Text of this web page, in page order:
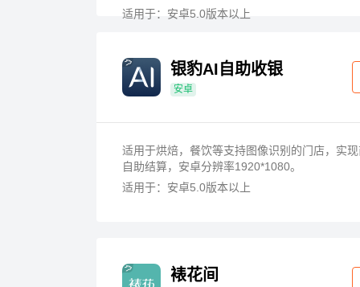
适用于：安卓5.0版本以上
银豹AI自助收银
安卓
适用于烘焙，餐饮等支持图像识别的门店，实
自助结算，安卓分辨率1920*1080。
适用于：安卓5.0版本以上
裱花间